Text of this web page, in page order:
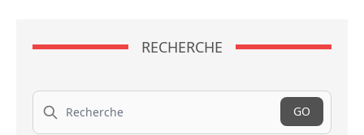
RECHERCHE
Recherche
GO